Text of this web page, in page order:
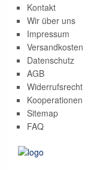
Kontakt
Wir über uns
Impressum
Versandkosten
Datenschutz
AGB
Widerrufsrecht
Kooperationen
Sitemap
FAQ